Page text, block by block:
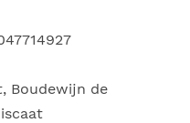
Boudewijn de